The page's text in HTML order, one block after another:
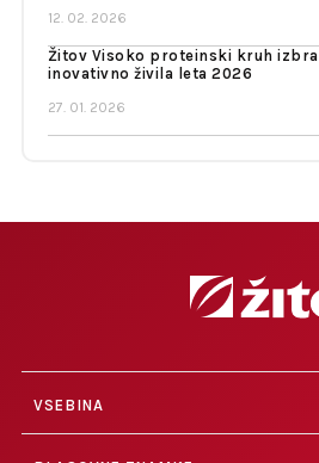
12. 02. 2026
Žitov Visoko proteinski kruh
inovativno živila leta 2026
27. 01. 2026
VSEBINA